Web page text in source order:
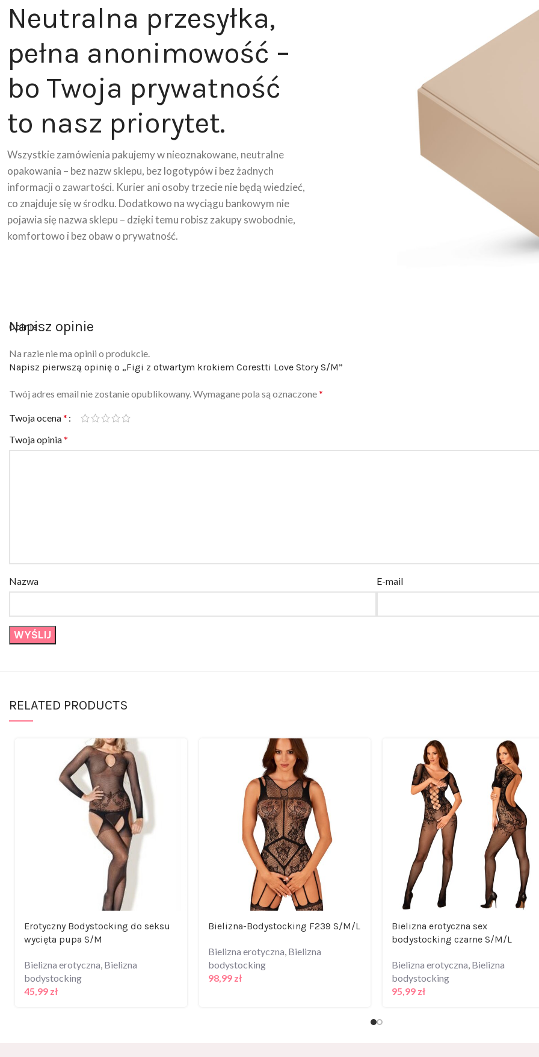
Neutralna przesyłka,
pełna anonimowość –
bo Twoja prywatność
to nasz priorytet.
Wszystkie zamówienia pakujemy w nieoznakowane, neutralne
opakowania – bez nazw sklepu, bez logotypów i bez żadnych
informacji o zawartości. Kurier ani osoby trzecie nie będą wiedzieć,
co znajduje się w środku. Dodatkowo na wyciągu bankowym nie
pojawia się nazwa sklepu – dzięki temu robisz zakupy swobodnie,
komfortowo i bez obaw o prywatność.
Napisz opinie
Opinie
Na razie nie ma opinii o produkcie.
Napisz pierwszą opinię o „Figi z otwartym krokiem Corestti Love Story S/M”
Twój adres email nie zostanie opublikowany.Wymagane pola są oznaczone*
Twoja ocena*
Twoja opinia*
Nazwa E-mail
RELATED PRODUCTS
Erotyczny Bodystocking do seksu
wycięta pupa S/M
Bielizna erotyczna, Bielizna
bodystocking
45,99 zł
Bielizna-Bodystocking F239 S/M/L
Bielizna erotyczna, Bielizna
bodystocking
98,99 zł
Bielizna erotyczna sex
bodystocking czarne S/M/L
Bielizna erotyczna, Bielizna
bodystocking
95,99 zł